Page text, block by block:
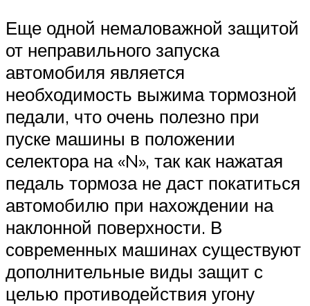
Еще одной немаловажной защитой
от неправильного запуска
автомобиля является
необходимость выжима тормозной
педали, что очень полезно при
пуске машины в положении
селектора на «N», так как нажатая
педаль тормоза не даст покатиться
автомобилю при нахождении на
наклонной поверхности. В
современных машинах существуют
дополнительные виды защит с
целью противодействия угону